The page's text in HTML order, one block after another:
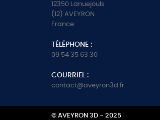
12350 Lanuejouls
(12) AVEYRON
France
TÉLÉPHONE :
09 54 35 63 30
COURRIEL :
contact@aveyron3d.fr
© AVEYRON 3D - 2025